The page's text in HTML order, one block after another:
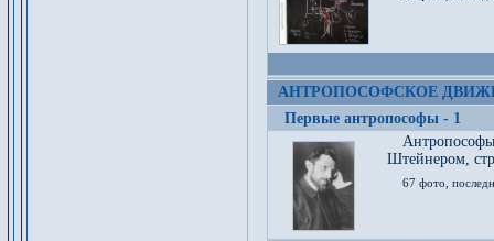
АНТРОПОСОФСКОЕ
Первые антропософы - 1
Штейнером,
67 фото,